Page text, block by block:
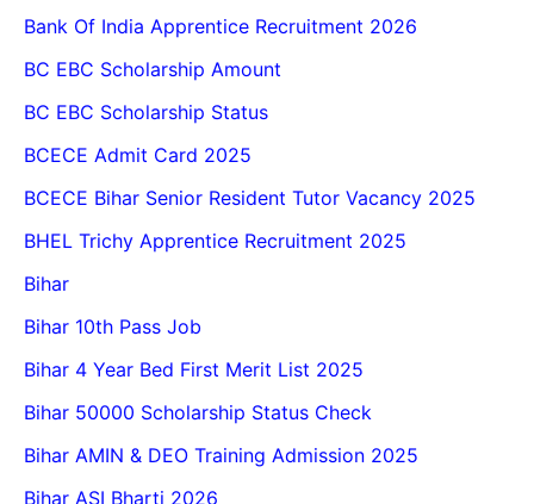
Bank Of India Apprentice Recruitment 2026
BC EBC Scholarship Amount
BC EBC Scholarship Status
BCECE Admit Card 2025
BCECE Bihar Senior Resident Tutor Vacancy 2025
BHEL Trichy Apprentice Recruitment 2025
Bihar
Bihar 10th Pass Job
Bihar 4 Year Bed First Merit List 2025
Bihar 50000 Scholarship Status Check
Bihar AMIN & DEO Training Admission 2025
Bihar ASI Bharti 2026